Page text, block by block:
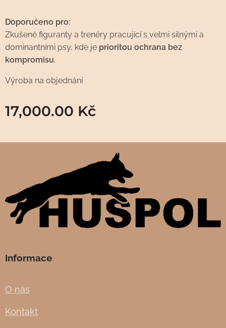
Doporučeno pro:
Zkušené figuranty a trenéry pracující s velmi silnými a
dominantními psy, kde je prioritou ochrana bez
kompromisu.
Výroba na objednání
17,000.00 Kč
Informace
O nás
Kontakt